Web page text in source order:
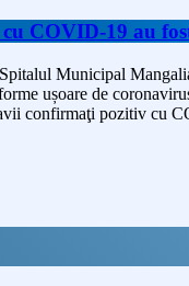
cu COVID-19 au
Municipal
ușoare de
confirmaţi pozitiv cu